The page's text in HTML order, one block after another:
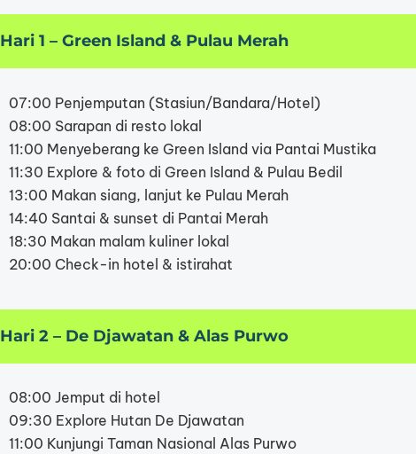
Hari 1 – Green Island & Pulau Merah
07:00 Penjemputan (Stasiun/Bandara/Hotel)
08:00 Sarapan di resto lokal
11:00 Menyeberang ke Green Island via Pantai Mustika
11:30 Explore & foto di Green Island & Pulau Bedil
13:00 Makan siang, lanjut ke Pulau Merah
14:40 Santai & sunset di Pantai Merah
18:30 Makan malam kuliner lokal
20:00 Check-in hotel & istirahat
Hari 2 – De Djawatan & Alas Purwo
08:00 Jemput di hotel
09:30 Explore Hutan De Djawatan
11:00 Kunjungi Taman Nasional Alas Purwo